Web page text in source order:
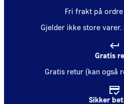
Fri frakt på
Gjelder ikke store varer.
Gratis
Gratis retur (kan også
Sikker